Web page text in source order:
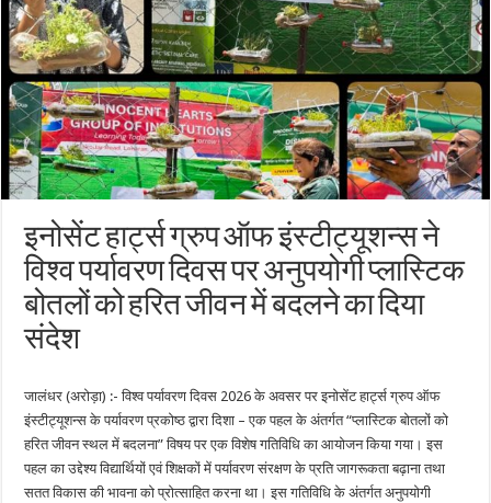
इनोसेंट हार्ट्स ग्रुप ऑफ इंस्टीट्यूशन्स ने
विश्व पर्यावरण दिवस पर अनुपयोगी प्लास्टिक
बोतलों को हरित जीवन में बदलने का दिया
संदेश
जालंधर (अरोड़ा) :- विश्व पर्यावरण दिवस 2026 के अवसर पर इनोसेंट हार्ट्स ग्रुप ऑफ
इंस्टीट्यूशन्स के पर्यावरण प्रकोष्ठ द्वारा दिशा – एक पहल के अंतर्गत “प्लास्टिक बोतलों को
हरित जीवन स्थल में बदलना” विषय पर एक विशेष गतिविधि का आयोजन किया गया। इस
पहल का उद्देश्य विद्यार्थियों एवं शिक्षकों में पर्यावरण संरक्षण के प्रति जागरूकता बढ़ाना तथा
सतत विकास की भावना को प्रोत्साहित करना था। इस गतिविधि के अंतर्गत अनुपयोगी